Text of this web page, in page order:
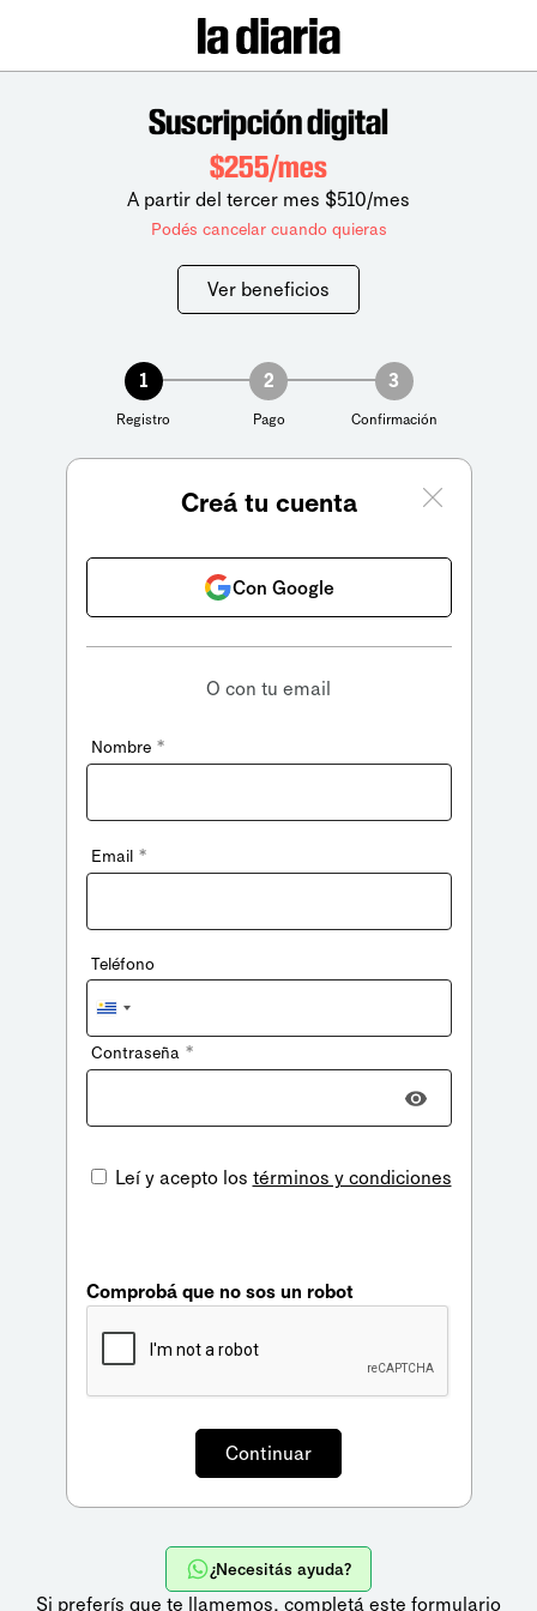
Suscripción digital
$255/mes
A partir del tercer mes $510/mes
Podés cancelar cuando quieras
Ver beneficios
1
Registro
2
Pago
3
Confirmación
Creá tu cuenta
Con Google
O con tu email
Nombre *
Email *
Teléfono
Uruguay
+598
Contraseña *
Leí y acepto los términos y condiciones
Comprobá que no sos un robot
¿Necesitás ayuda?
Si preferís que te llamemos, completá este formulario